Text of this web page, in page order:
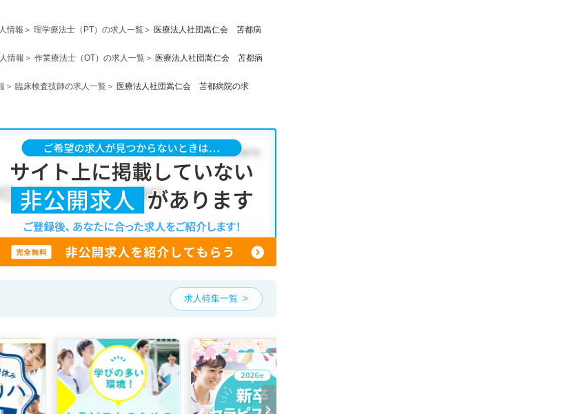
情報 理学療法士（PT）の求人一覧
医療法人社団嵩仁会 苫都病
情報 作業療法士（OT）の求人一覧
医療法人社団嵩仁会 苫都病
臨床検査技師の求人一覧
医療法人社団嵩仁会 苫都病院の求
求人特集一覧